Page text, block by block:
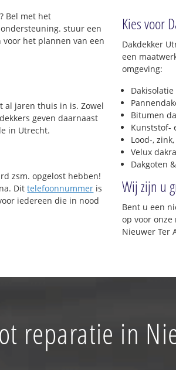
Bel met het
stuur een
het plannen van een
al jaren thuis in is. Zowel
geven daarnaast
in Utrecht.
zsm. opgelost hebben!
Dittelefoonnummer is
iedereen die in nood
Kies voor
Dakdekker
een
omgeving:
Dakisolatie
Bitumen
Kunststof-
Lood-,
Velux
Dakgoten
Wij zijn u
Bent u een
op voor
Nieuwer Ter
reparatie in